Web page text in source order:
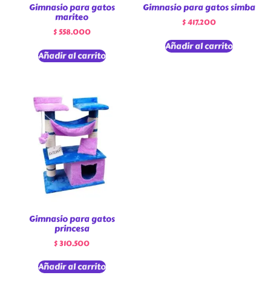
Gimnasio para gatos
mariteo
$558.000
Añadir al carrito
Gimnasio para gatos simba
$417.200
Añadir al carrito
Gimnasio para gatos
princesa
$310.500
Añadir al carrito